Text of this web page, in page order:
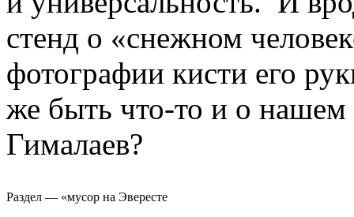
стенд о «снежном
фотографии кисти его
же быть что-то и о нашем
Гималаев?
Раздел — «мусор на Эвересте